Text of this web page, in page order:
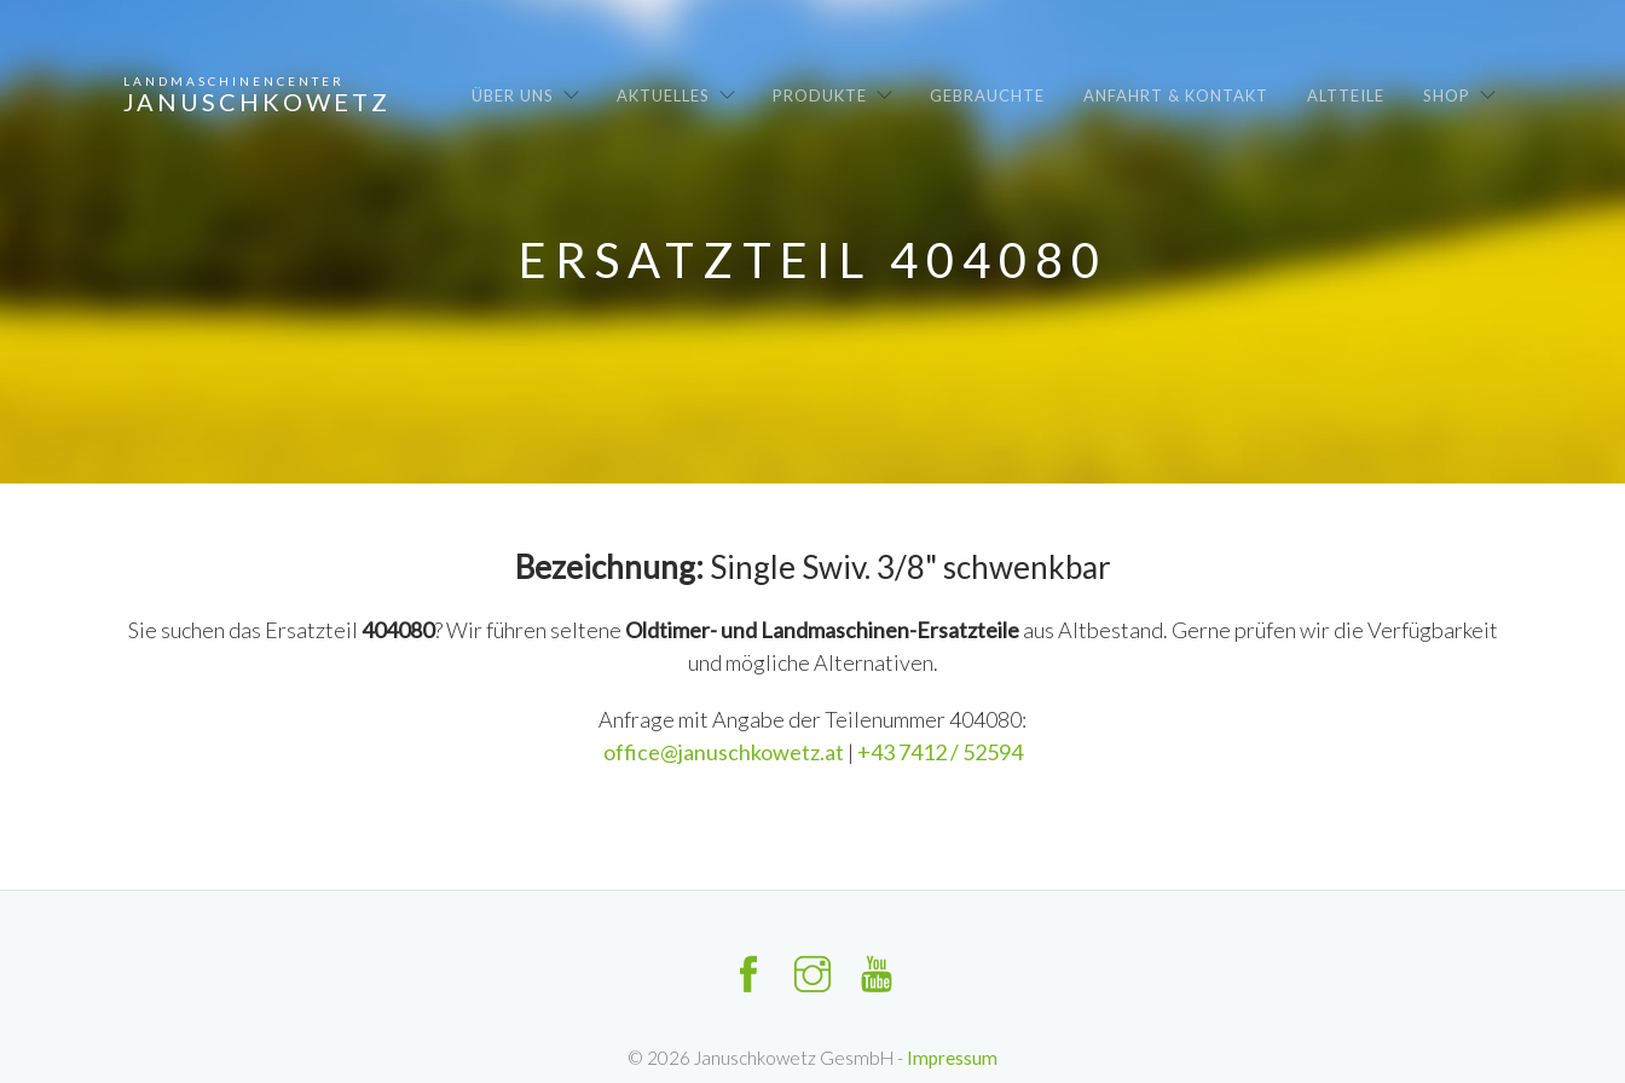
LANDMASCHINENCENTER
JANUSCHKOWETZ ÜBER UNS AKTUELLES PRODUKTE GEBRAUCHTE ANFAHRT & KONTAKT ALTTEILE SHOP
ERSATZTEIL 404080
Bezeichnung: Single Swiv. 3/8" schwenkbar
Sie suchen das Ersatzteil 404080? Wir führen seltene Oldtimer- und Landmaschinen-Ersatzteileaus Altbestand. Gerne prüfen wir die Verfügbarkeit
und mögliche Alternativen.
Anfrage mit Angabe der Teilenummer 404080:
office@januschkowetz.at | +43 7412 / 52594
© 2026 Januschkowetz GesmbH - Impressum